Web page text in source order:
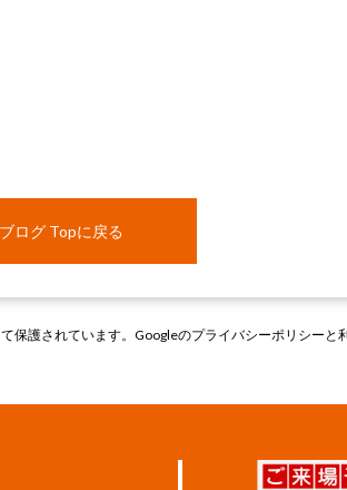
ログ Topに戻る
保護されています。Googleのプライバシーポリシー と